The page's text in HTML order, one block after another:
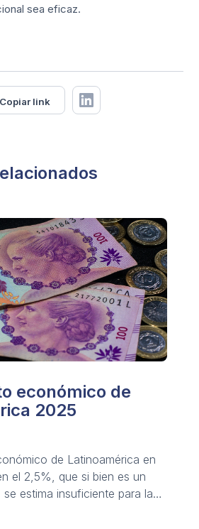
sea eficaz.
Copiar link
económico de
2025
de Latinoamérica en
el 2,5%, que si bien es un
estima insuficiente para la